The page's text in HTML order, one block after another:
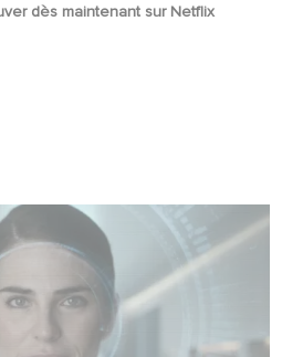
dès maintenant sur Netflix
Gaumont USA : « Futuro Desierto